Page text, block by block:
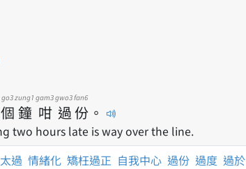
個
go3
鐘
zung1
咁
gam3
過
gwo3
份
fan6
。
two hours late is way over the line.
太過 情緒化 矯枉過正 自我中心 過份 過度 過於